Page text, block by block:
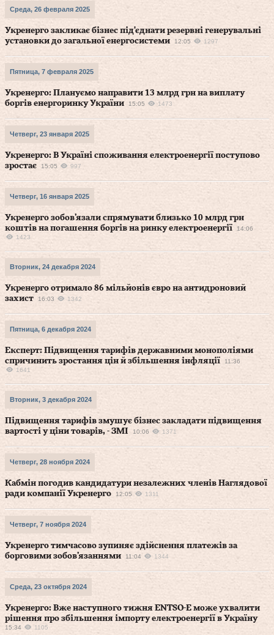
Среда, 26 февраля 2025
Укренерго закликає бізнес під'єднати резервні генерувальні
установки до загальної енергосистеми
12:05 1297
Пятница, 7 февраля 2025
Укренерго: Плануємо направити 13 млрд грн на виплату
боргів енергоринку України
15:05 1473
Четверг, 23 января 2025
Укренерго: В Україні споживання електроенергії поступово
зростає
15:05 997
Четверг, 16 января 2025
Укренерго зобов’язали спрямувати близько 10 млрд грн
коштів на погашення боргів на ринку електроенергії
14:06
1423
Вторник, 24 декабря 2024
Укренерго отримало 86 мільйонів євро на антидроновий
захист
16:03 1342
Пятница, 6 декабря 2024
Експерт: Підвищення тарифів державними монополіями
спричинить зростання цін й збільшення інфляції
11:36
1641
Вторник, 3 декабря 2024
Підвищення тарифів змушує бізнес закладати підвищення
вартості у ціни товарів, - ЗМІ
10:06 1371
Четверг, 28 ноября 2024
Кабмін погодив кандидатури незалежних членів Наглядової
ради компанії Укренерго
12:05 1311
Четверг, 7 ноября 2024
Укренерго тимчасово зупиняє здійснення платежів за
борговими зобов’язаннями
11:04 1344
Среда, 23 октября 2024
Укренерго: Вже наступного тижня ENTSO-E може ухвалити
рішення про збільшення імпорту електроенергії в Україну
15:34 1105